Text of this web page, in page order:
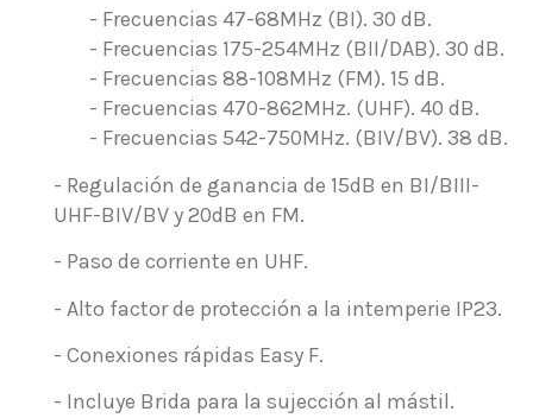
- Frecuencias 47-68MHz (BI). 30 dB.
- Frecuencias 175-254MHz (BII/DAB). 30 dB.
- Frecuencias 88-108MHz (FM). 15 dB.
- Frecuencias 470-862MHz. (UHF). 40 dB.
- Frecuencias 542-750MHz. (BIV/BV). 38 dB.
- Regulación de ganancia de 15dB en BI/BIII-
UHF-BIV/BV y 20dB en FM.
- Paso de corriente en UHF.
- Alto factor de protección a la intemperie IP23.
- Conexiones rápidas Easy F.
- Incluye Brida para la sujección al mástil.